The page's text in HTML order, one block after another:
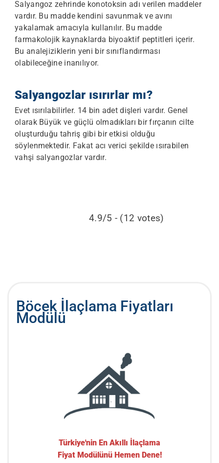
Salyangoz zehrinde konotoksin adı verilen maddeler
vardır. Bu madde kendini savunmak ve avını
yakalamak amacıyla kullanılır. Bu madde
farmakolojik kaynaklarda biyoaktif peptitleri içerir.
Bu analejiziklerin yeni bir sınıflandırması
olabileceğine inanılıyor.
Salyangozlar ısırırlar mı?
Evet ısırılabilirler. 14 bin adet dişleri vardır. Genel
olarak Büyük ve güçlü olmadıkları bir fırçanın cilte
oluşturduğu tahriş gibi bir etkisi olduğu
söylenmektedir. Fakat acı verici şekilde ısırabilen
vahşi salyangozlar vardır.
4.9/5 - (12 votes)
Böcek İlaçlama Fiyatları
Modülü
Türkiye'nin En Akıllı İlaçlama
Fiyat Modülünü Hemen Dene!